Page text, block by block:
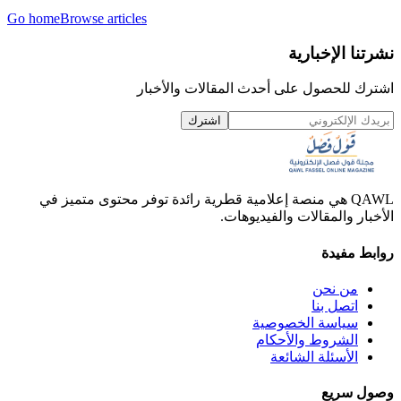
Go homeBrowse articles
نشرتنا الإخبارية
اشترك للحصول على أحدث المقالات والأخبار
اشترك
QAWL هي منصة إعلامية قطرية رائدة توفر محتوى متميز في
الأخبار والمقالات والفيديوهات.
روابط مفيدة
من نحن
اتصل بنا
سياسة الخصوصية
الشروط والأحكام
الأسئلة الشائعة
وصول سريع